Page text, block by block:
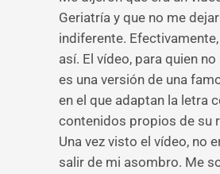
Geriatría y que no me
indiferente.
así. El vídeo, para quien
es una versión de una
en el que adaptan la letra
contenidos propios de su
Una vez visto el vídeo, no
salir de mi asombro. Me